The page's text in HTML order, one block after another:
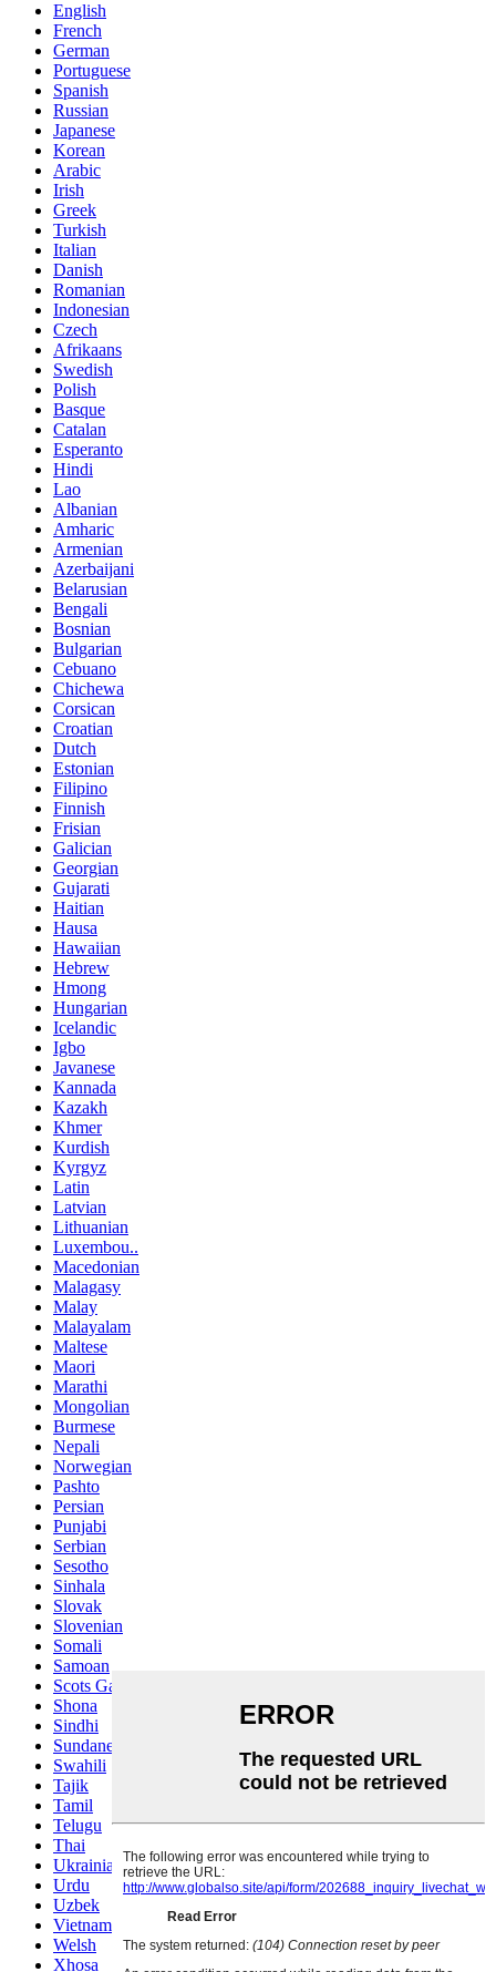
English
French
German
Portuguese
Spanish
Russian
Japanese
Korean
Arabic
Irish
Greek
Turkish
Italian
Danish
Romanian
Indonesian
Czech
Afrikaans
Swedish
Polish
Basque
Catalan
Esperanto
Hindi
Lao
Albanian
Amharic
Armenian
Azerbaijani
Belarusian
Bengali
Bosnian
Bulgarian
Cebuano
Chichewa
Corsican
Croatian
Dutch
Estonian
Filipino
Finnish
Frisian
Galician
Georgian
Gujarati
Haitian
Hausa
Hawaiian
Hebrew
Hmong
Hungarian
Icelandic
Igbo
Javanese
Kannada
Kazakh
Khmer
Kurdish
Kyrgyz
Latin
Latvian
Lithuanian
Luxembou..
Macedonian
Malagasy
Malay
Malayalam
Maltese
Maori
Marathi
Mongolian
Burmese
Nepali
Norwegian
Pashto
Persian
Punjabi
Serbian
Sesotho
Sinhala
Slovak
Slovenian
Somali
Samoan
Scots Gaelic
Shona
Sindhi
Sundanese
Swahili
Tajik
Tamil
Telugu
Thai
Ukrainian
Urdu
Uzbek
Vietnamese
Welsh
Xhosa